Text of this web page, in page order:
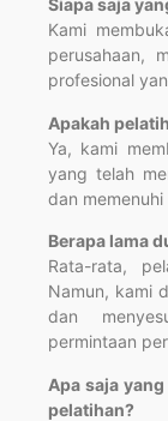
Siapa saja
Kami
perusahaan,
profesional
Apakah
Ya, kami
yang telah
dan
Berapa lama
Rata-rata,
Namun, kami
dan
permintaan
Apa saja
pelatihan?